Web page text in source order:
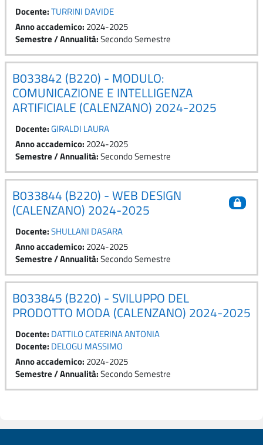
Docente:TURRINI DAVIDE
Anno accademico: 2024-2025
Semestre / Annualità:Secondo Semestre
B033842 (B220) - MODULO:
COMUNICAZIONE E INTELLIGENZA
ARTIFICIALE (CALENZANO) 2024-2025
Docente:GIRALDI LAURA
Anno accademico: 2024-2025
Semestre / Annualità:Secondo Semestre
B033844 (B220) - WEB DESIGN
(CALENZANO) 2024-2025
Docente:SHULLANI DASARA
Anno accademico: 2024-2025
Semestre / Annualità:Secondo Semestre
B033845 (B220) - SVILUPPO DEL
PRODOTTO MODA (CALENZANO) 2024-2025
Docente: DATTILO CATERINA ANTONIA
Docente: DELOGU MASSIMO
Anno accademico: 2024-2025
Semestre / Annualità:Secondo Semestre